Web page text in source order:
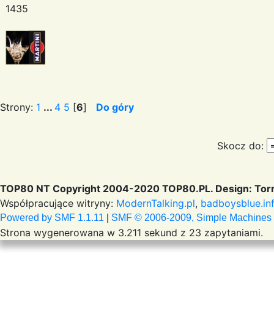
1435
Strony: 1 ... 4 5 [6] Do góry
Skocz do:
TOP80 NT Copyright 2004-2020 TOP80.PL. Design:
Współpracujące witryny: ModernTalking.pl,
Powered by SMF 1.1.11 SMF © 2006-2009, Simple Machines
Strona wygenerowana w 3.211 sekund z 23 zapytaniami.